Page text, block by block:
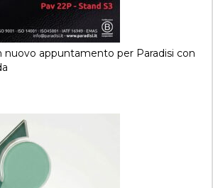
nuovo appuntamento per Paradisi con